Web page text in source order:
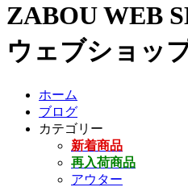
ZABOU WEB
ウェブショップ
ホーム
ブログ
カテゴリー
新着商品
再入荷商品
アウター